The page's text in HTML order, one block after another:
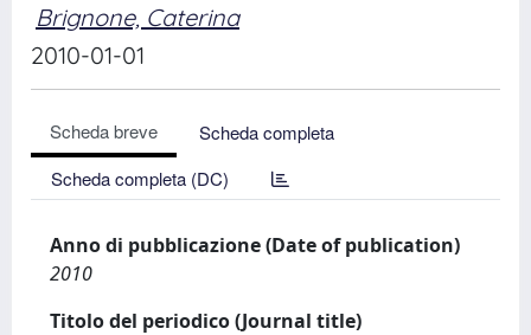
Brignone, Caterina
2010-01-01
Scheda breve
Scheda completa
Scheda completa (DC)
Anno di pubblicazione (Date of publication)
2010
Titolo del periodico (Journal title)